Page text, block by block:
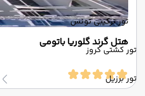
تور ترکیبی تونس
تور کشتی کروز
تور برزیل
هتل گرند گلوریا باتومی